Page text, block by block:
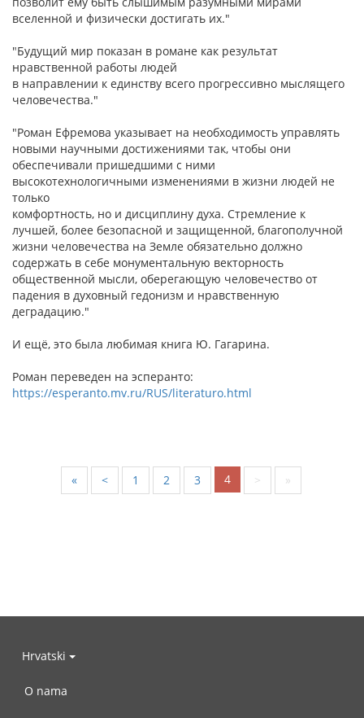
вселенной и физически достигать их."
"Будущий мир показан в романе как результат
нравственной работы людей
в направлении к единству всего прогрессивно мыслящего
человечества."
"Роман Ефремова указывает на необходимость управлять
новыми научными достижениями так, чтобы они
обеспечивали пришедшими с ними
высокотехнологичными изменениями в жизни людей не
только
комфортность, но и дисциплину духа. Стремление к
лучшей, более безопасной и защищенной, благополучной
жизни человечества на Земле обязательно должно
содержать в себе монументальную векторность
общественной мысли, оберегающую человечество от
падения в духовный гедонизм и нравственную
деградацию."
И ещё, это была любимая книга Ю. Гагарина.
Роман переведен на эсперанто:
https://esperanto.mv.ru/RUS/literaturo.html
« < 1 2 3 4 > »
Hrvatski
O nama